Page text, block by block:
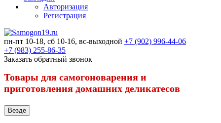
Авторизация
Регистрация
пн-пт 10-18, сб 10-16, вс-выходной +7 (902) 996-44-06
+7 (983) 255-86-35
Заказать обратный звонок
Товары для самогоноварения и
приготовления домашних деликатесов
Везде